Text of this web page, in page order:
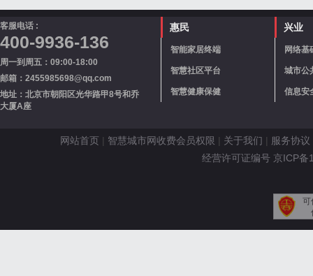
客服电话 :
400-9936-136
周一到周五：09:00-18:00
邮箱：2455985698@qq.com
地址：北京市朝阳区光华路甲8号和乔
大厦A座
惠民
智能家居终端
智慧社区平台
智慧健康保健
兴业
网络基
城市公
信息安
网站首页 | 智慧城市网收费会员权限 | 关于我们 | 服务协议
经营许可证编号 京ICP
可